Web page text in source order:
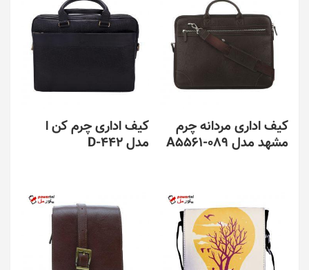
کیف اداری مردانه چرم
مشهد مدل A5561-089
کیف اداری چرم کن ا
مدل D-442